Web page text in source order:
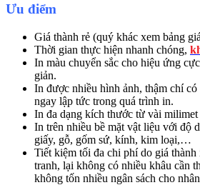
Ưu điểm
Giá thành rẻ (quý khác xem bảng
Thời gian thực hiện nhanh chóng,
In màu chuyển sắc cho hiệu ứng
giản.
In được nhiều hình ảnh, thậm chí
ngay lập tức trong quá trình in.
In đa dạng kích thước từ vài milimet
In trên nhiều bề mặt vật liệu với độ
giấy, gỗ, gốm sứ, kính, kim loại,…
Tiết kiệm tối đa chi phí do giá
tranh, lại không có nhiều khâu cần
không tốn nhiều ngân sách cho